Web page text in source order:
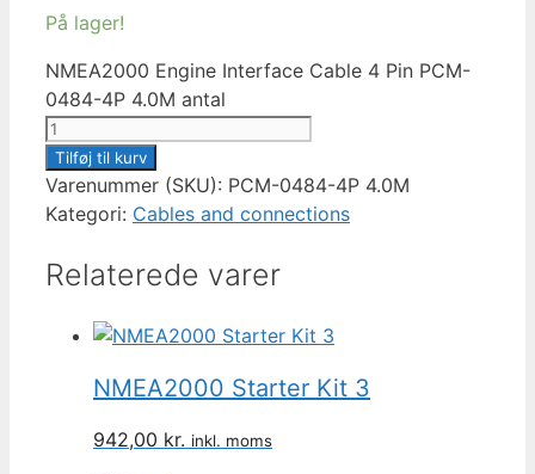
På lager!
NMEA2000 Engine Interface Cable 4 Pin PCM-
0484-4P 4.0M antal
Tilføj til kurv
Varenummer (SKU): PCM-0484-4P 4.0M
Kategori: Cables and connections
Relaterede varer
NMEA2000 Starter Kit 3
942,00 kr. inkl. moms